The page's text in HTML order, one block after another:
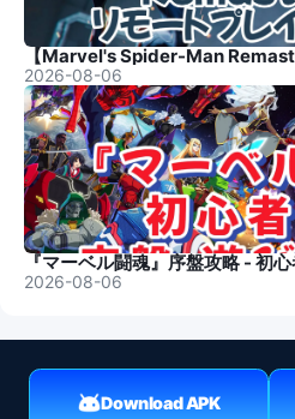
2026-08-06
2026-08-06
Download APK